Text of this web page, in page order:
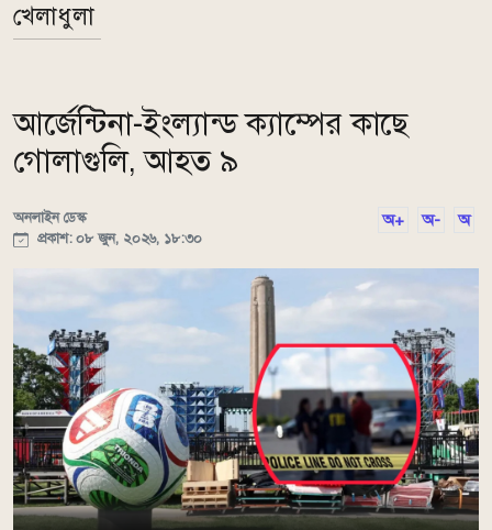
খেলাধুলা
আর্জেন্টিনা-ইংল্যান্ড ক্যাম্পের কাছে
গোলাগুলি, আহত ৯
অনলাইন ডেস্ক
প্রকাশ: ০৮ জুন, ২০২৬, ১৮:৩০
অ+ অ- অ